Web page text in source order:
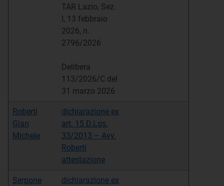
TAR Lazio, Sez.
I, 13 febbraio
2026, n.
2796/2026
Delibera
113/2026/C del
31 marzo 2026
Roberti
Gian
Michele
dichiarazione ex
art. 15 D.Lgs.
33/2013 – Avv.
Roberti
attestazione
Serpone
dichiarazione ex